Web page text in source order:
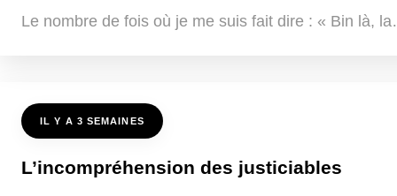
Le nombre de fois où je me suis fait dire : « Bin là,
IL Y A 3 SEMAINES
L’incompréhension des justiciables